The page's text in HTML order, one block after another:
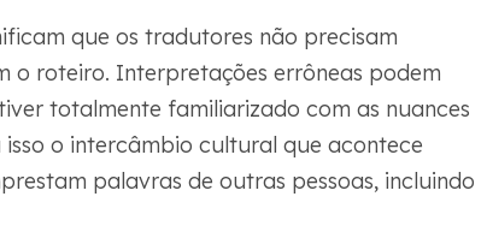
que os tradutores não precisam
o roteiro. Interpretações errôneas podem
totalmente familiarizado com as nuances
o intercâmbio cultural que acontece
palavras de outras pessoas, incluindo